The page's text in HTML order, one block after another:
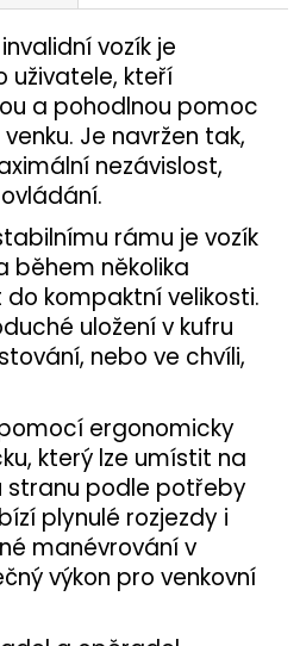
vozík je
uživatele, kteří
a pohodlnou pomoc
Je navržen tak,
nezávislost,
rámu je vozík
během několika
do kompaktní velikosti.
uložení v kufru
nebo ve chvíli,
ergonomicky
který lze umístit na
stranu podle potřeby
plynulé rozjezdy i
manévrování v
výkon pro venkovní